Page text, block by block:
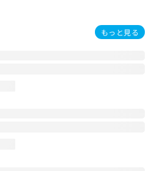
もっと見る